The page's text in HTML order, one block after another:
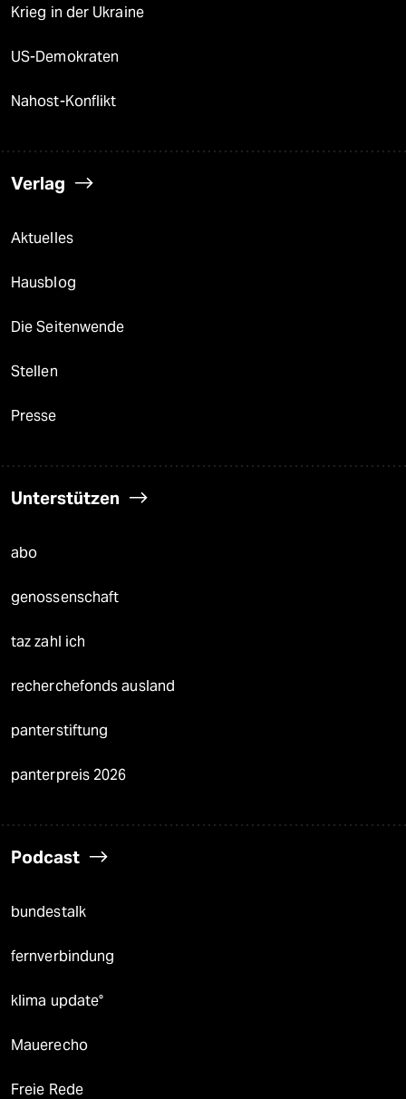
Krieg in der Ukraine
US-Demokraten
Nahost-Konflikt
Verlag
Aktuelles
Hausblog
Die Seitenwende
Stellen
Presse
Unterstützen
abo
genossenschaft
taz zahl ich
recherchefonds ausland
panterstiftung
panterpreis 2026
Podcast
bundestalk
fernverbindung
klima update°
Mauerecho
Freie Rede